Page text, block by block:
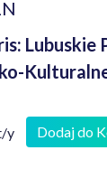
Lubuskie
y Dodaj do